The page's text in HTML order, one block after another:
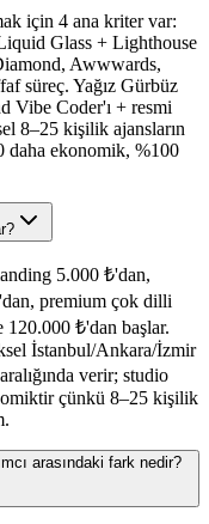
için 4 ana kriter var:
Glass + Lighthouse
Awwwards,
süreç. Yağız Gürbüz
Vibe Coder'ı + resmi
8–25 kişilik ajansların
daha ekonomik, %100
5.000 ₺'dan,
premium çok dilli
₺'dan başlar.
İstanbul/Ankara/İzmir
verir; studio
çünkü 8–25 kişilik
arasındaki fark nedir?